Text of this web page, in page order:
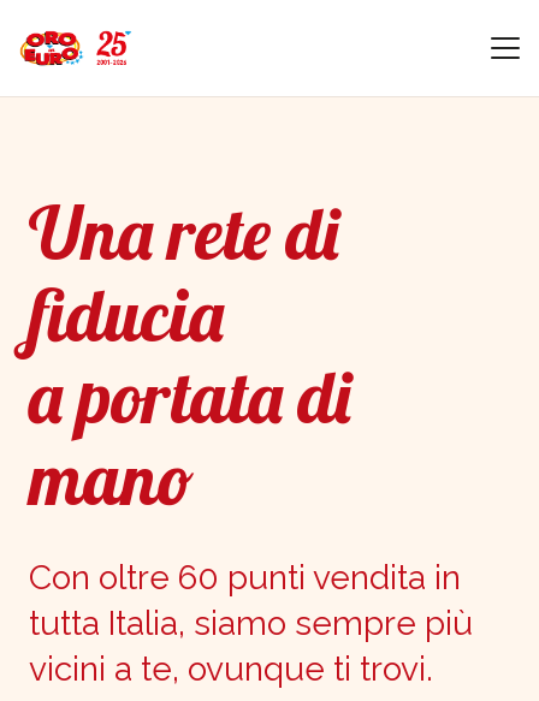
Una rete di
fiducia
a portata di
mano
Con oltre 60 punti vendita in
tutta Italia, siamo sempre più
vicini a te, ovunque ti trovi.